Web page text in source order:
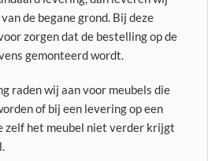
de begane grond. Bij deze
zorgen dat de bestelling op de
gemonteerd wordt.
raden wij aan voor meubels die
of bij een levering op een
zelf het meubel niet verder krijgt